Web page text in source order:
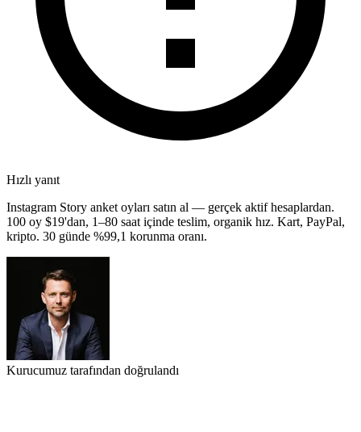
Hızlı yanıt
Instagram Story anket oyları satın al — gerçek aktif hesaplardan.
100 oy $19'dan, 1–80 saat içinde teslim, organik hız. Kart, PayPal,
kripto. 30 günde %99,1 korunma oranı.
Kurucumuz tarafından doğrulandı